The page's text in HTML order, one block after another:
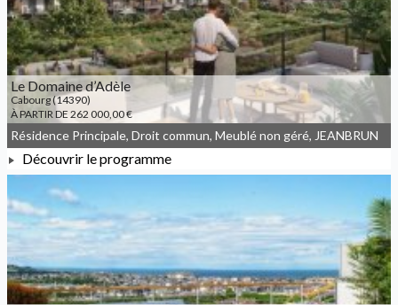
Le Domaine d’Adèle
Cabourg (14390)
À PARTIR DE 262 000,00 €
À PARTIR DE 262 000,00 €
Résidence Principale, Droit commun, Meublé non géré, JEANBRUN
Découvrir le programme